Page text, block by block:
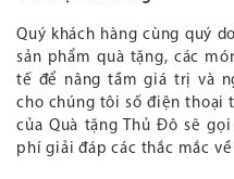
Quý khách hàng cùng quý
sản phẩm quà tặng, các
tế để nâng tầm giá trị và
cho chúng tôi số điện thoại
của Quà tặng Thủ Đô sẽ
phí giải đáp các thắc mắc